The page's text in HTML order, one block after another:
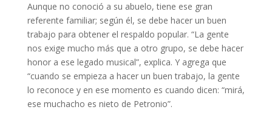
Aunque no conoció a su abuelo, tiene ese gran
referente familiar; según él, se debe hacer un buen
trabajo para obtener el respaldo popular. “La gente
nos exige mucho más que a otro grupo, se debe hacer
honor a ese legado musical”, explica. Y agrega que
“cuando se empieza a hacer un buen trabajo, la gente
lo reconoce y en ese momento es cuando dicen: “mirá,
ese muchacho es nieto de Petronio”.